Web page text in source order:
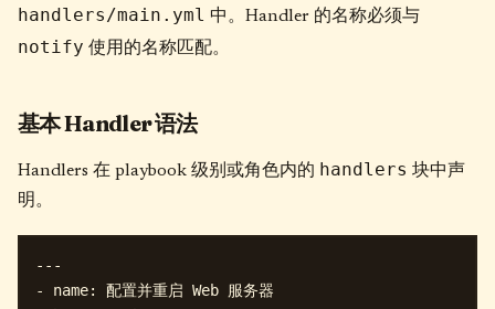
handlers/main.yml 中。Handler 的名称必须与
notify 使用的名称匹配。
基本 Handler 语法
Handlers 在 playbook 级别或角色内的 handlers 块中声
明。
---
- name: 配置并重启 Web 服务器